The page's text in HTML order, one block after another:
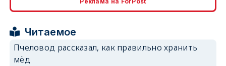
Читаемое
Пчеловод рассказал, как правильно хранить
мёд